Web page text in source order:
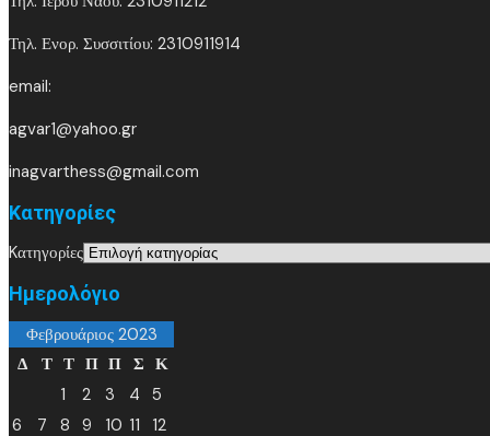
Τηλ. Ενορ. Συσσιτίου: 2310911914
email:
agvar1@yahoo.gr
inagvarthess@gmail.com
Kατηγορίες
Kατηγορίες
Ημερολόγιο
Φεβρουάριος 2023
Δ
Τ Τ Π Π Σ Κ
1
2 3 4 5
6
7 8 9 10 11 12